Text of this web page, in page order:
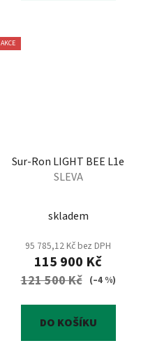
AKCE
Sur-Ron LIGHT BEE L1e
SLEVA
skladem
95 785,12 Kč bez DPH
115 900 Kč
121 500 Kč (–4 %)
DO KOŠÍKU